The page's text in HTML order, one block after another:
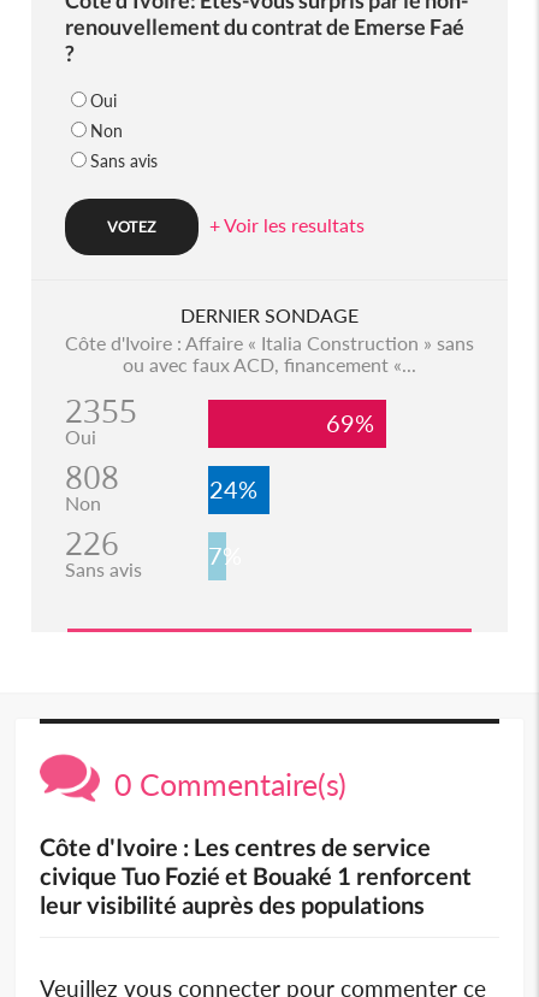
renouvellement du contrat de Emerse Faé
?
Oui
Non
Sans avis
+ Voir les resultats
DERNIER SONDAGE
Côte d'Ivoire : Affaire « Italia Construction » sans
ou avec faux ACD, financement «...
2355
Oui 69%
808
Non 24%
226
Sans avis 7%
0 Commentaire(s)
Côte d'Ivoire : Les centres de service
civique Tuo Fozié et Bouaké 1 renforcent
leur visibilité auprès des populations
Veuillez vous connecter pour commenter ce